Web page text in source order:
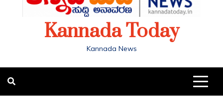
Kannada Today
Kannada News